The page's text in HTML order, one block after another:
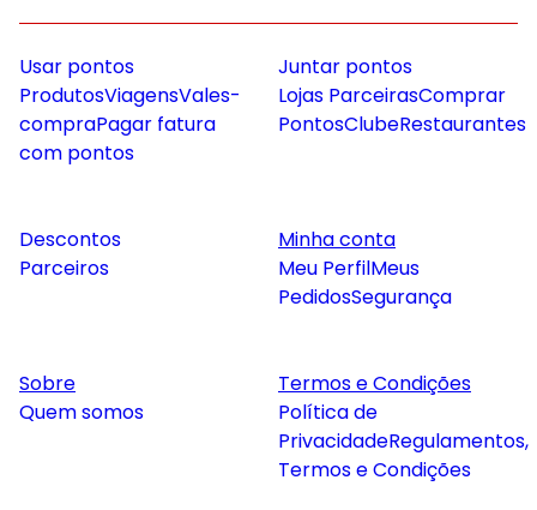
Usar pontos
ProdutosViagensVales-
compraPagar fatura
com pontos
Juntar pontos
Lojas ParceirasComprar
PontosClubeRestaurantes
Descontos
Parceiros
Minha conta
Meu PerfilMeus
PedidosSegurança
Sobre
Quem somos
Termos e Condições
Política de
PrivacidadeRegulamentos,
Termos e Condições